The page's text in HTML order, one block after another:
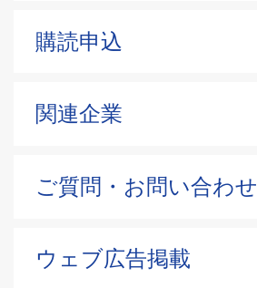
購読申込
関連企業
ご質問・お問い合わせ
ウェブ広告掲載